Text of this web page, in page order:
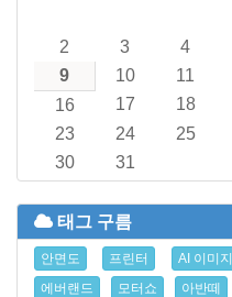
2
3 4
9
10 11
16
17 18
23
24 25
30
31
태그 구름
안면도 프린터 AI 이미지
에버랜드
모터쇼 아반떼